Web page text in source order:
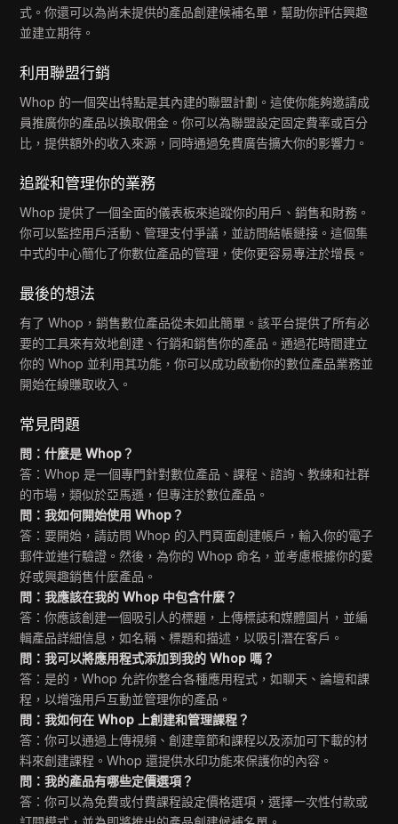
式。你還可以為尚未提供的產品創建候補名單，幫助你評估興趣
並建立期待。
利用聯盟行銷
Whop 的一個突出特點是其內建的聯盟計劃。這使你能夠邀請成
員推廣你的產品以換取佣金。你可以為聯盟設定固定費率或百分
比，提供額外的收入來源，同時通過免費廣告擴大你的影響力。
追蹤和管理你的業務
Whop 提供了一個全面的儀表板來追蹤你的用戶、銷售和財務。
你可以監控用戶活動、管理支付爭議，並訪問結帳鏈接。這個集
中式的中心簡化了你數位產品的管理，使你更容易專注於增長。
最後的想法
有了 Whop，銷售數位產品從未如此簡單。該平台提供了所有必
要的工具來有效地創建、行銷和銷售你的產品。通過花時間建立
你的 Whop 並利用其功能，你可以成功啟動你的數位產品業務並
開始在線賺取收入。
常見問題
問：什麼是 Whop？
答：Whop 是一個專門針對數位產品、課程、諮詢、教練和社群
的市場，類似於亞馬遜，但專注於數位產品。
問：我如何開始使用 Whop？
答：要開始，請訪問 Whop 的入門頁面創建帳戶，輸入你的電子
郵件並進行驗證。然後，為你的 Whop 命名，並考慮根據你的愛
好或興趣銷售什麼產品。
問：我應該在我的 Whop 中包含什麼？
答：你應該創建一個吸引人的標題，上傳標誌和媒體圖片，並編
輯產品詳細信息，如名稱、標題和描述，以吸引潛在客戶。
問：我可以將應用程式添加到我的 Whop 嗎？
答：是的，Whop 允許你整合各種應用程式，如聊天、論壇和課
程，以增強用戶互動並管理你的產品。
問：我如何在 Whop 上創建和管理課程？
答：你可以通過上傳視頻、創建章節和課程以及添加可下載的材
料來創建課程。Whop 還提供水印功能來保護你的內容。
問：我的產品有哪些定價選項？
答：你可以為免費或付費課程設定價格選項，選擇一次性付款或